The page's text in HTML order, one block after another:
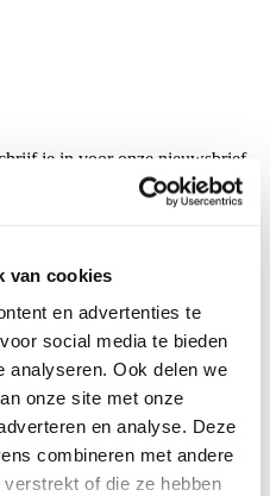
van cookies
en advertenties te
social media te bieden
analyseren. Ook delen we
onze site met onze
en analyse. Deze
combineren met andere
of die ze hebben
je in voor onze nieuwsbrief